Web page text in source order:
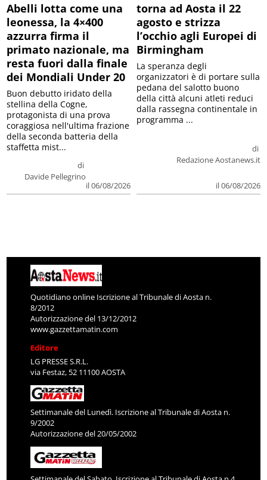
Abelli lotta come una
leonessa, la 4×400
azzurra firma il
primato nazionale, ma
resta fuori dalla finale
dei Mondiali Under 20
di
Davide Pellegrino
il 06/08/2026
Buon debutto iridato della
stellina della Cogne,
protagonista di una prova
coraggiosa nell'ultima frazione
della seconda batteria della
staffetta mist...
torna ad Aosta il 22
agosto e strizza
l’occhio agli Europei di
Birmingham
di
Redazione Aostanews.it
il 06/08/2026
La speranza degli
organizzatori è di portare sulla
pedana del salotto buono
della città alcuni atleti reduci
dalla rassegna continentale in
programma ...
Quotidiano online Iscrizione al Tribunale di Aosta n.
8/2012
Autorizzazione del 13/12/2012
www.gazzettamatin.com
Editore
LG PRESSE S.R.L.
via Festaz, 52 11100 AOSTA
Settimanale del Lunedì. Iscrizione al Tribunale di Aosta n.
9/2002
Autorizzazione del 20/05/2002